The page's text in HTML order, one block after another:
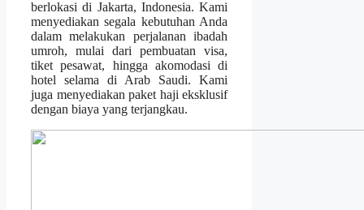
berlokasi di Jakarta, Indonesia. Kami
menyediakan segala kebutuhan Anda
dalam melakukan perjalanan ibadah
umroh, mulai dari pembuatan visa,
tiket pesawat, hingga akomodasi di
hotel selama di Arab Saudi. Kami
juga menyediakan paket haji eksklusif
dengan biaya yang terjangkau.